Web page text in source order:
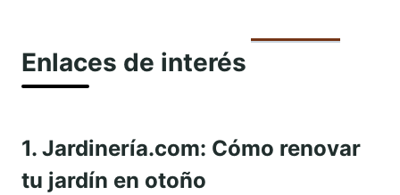
Enlaces de interés
1. Jardinería.com: Cómo renovar
tu jardín en otoño